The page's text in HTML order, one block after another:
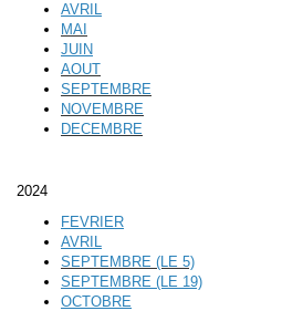
AVRIL
MAI
JUIN
AOUT
SEPTEMBRE
NOVEMBRE
DECEMBRE
2024
FEVRIER
AVRIL
SEPTEMBRE (LE 5)
SEPTEMBRE (LE 19)
OCTOBRE